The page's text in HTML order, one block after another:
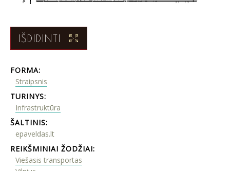
IŠDIDINTI
FORMA:
Straipsnis
TURINYS:
Infrastruktūra
ŠALTINIS:
epaveldas.lt
REIKŠMINIAI ŽODŽIAI:
Viešasis transportas